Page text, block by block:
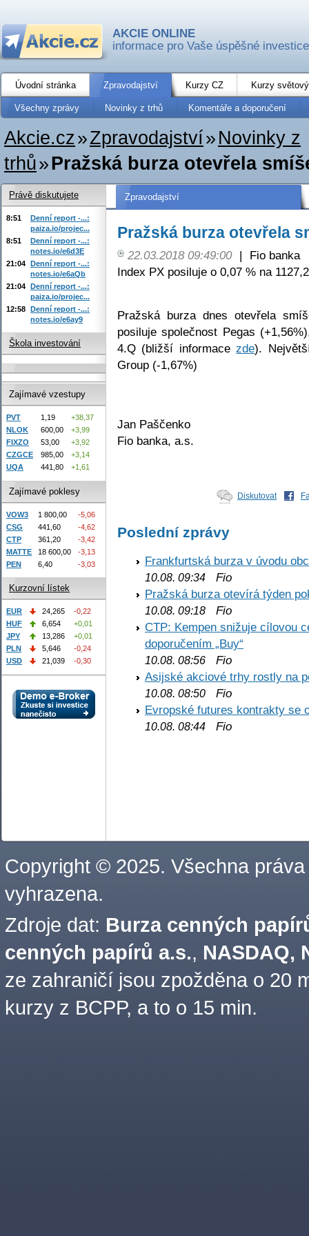
AKCIE ONLINE
informace pro Vaše úspěšné investice
Úvodní stránka Zpravodajství Kurzy CZ Kurzy
Všechny zprávy Novinky z trhů Komentáře a doporučení
Akcie.cz»Zpravodajství» Novinky z
trhů»Pražská burza otevřela
Zpravodajství
Pražská burza otevřela
22.03.2018 09:49:00 |
Fio banka
Index PX posiluje o 0,07 % na
Pražská burza dnes otevřela
posiluje společnost Pegas
4.Q (bližší informacezde).
Group (-1,67%)
Jan Paščenko
Fio banka, a.s.
Diskutovat
Poslední zprávy
Frankfurtská burza v úvodu
10.08. 09:34 Fio
Pražská burza otevírá týden
10.08. 09:18 Fio
CTP: Kempen snižuje cílovou
doporučením „Buy“
10.08. 08:56 Fio
Asijské akciové trhy rostly na
10.08. 08:50 Fio
Evropské futures kontrakty se
10.08. 08:44 Fio
Právě diskutujete
8:51
Denní report -...:
paiza.io/projec...
8:51
Denní report -...:
notes.io/e6d3E
21:04 Denní report -...:
notes.io/e6aQb
21:04 Denní report -...:
paiza.io/projec...
12:58 Denní report -...:
notes.io/e6ay9
Škola investování
Zajímavé vzestupy
PVT 1,19
+38,37
NLOK
600,00
+3,99
FIXZO
53,00
+3,92
CZGCE
985,00
+3,14
UQA
441,80 +1,61
Zajímavé poklesy
VOW3 1 800,00
-5,06
CSG
441,60
-4,62
CTP
361,20
-3,42
MATTE
18 600,00
-3,13
PEN
6,40 -3,03
Kurzovní lístek
EUR 24,265
-0,22
HUF
6,654
+0,01
JPY
13,286
+0,01
PLN
5,646
-0,24
USD
21,039 -0,30
Copyright © 2025. Všechna práva
vyhrazena.
Zdroje dat: Burza cenných
cenných papírů a.s., NASDAQ,
ze zahraničí jsou zpožděna o 20
kurzy z BCPP, a to o 15 min.